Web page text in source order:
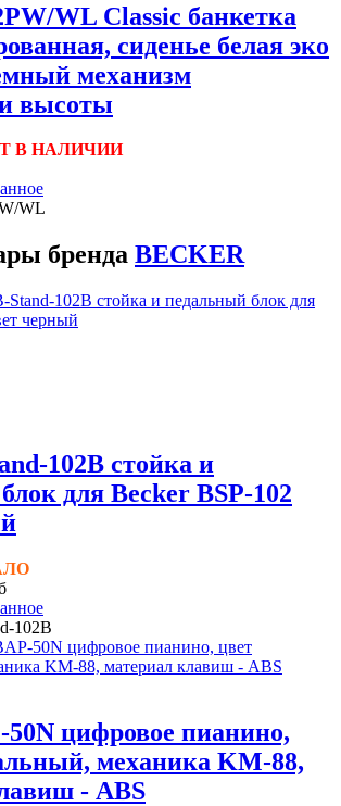
WL Classic банкетка
сиденье белая эко
механизм
высоты
В НАЛИЧИИ
WL
бренда BECKER
102B стойка и
для Becker BSP-102
102B
50N цифровое пианино,
механика KM-88,
- ABS